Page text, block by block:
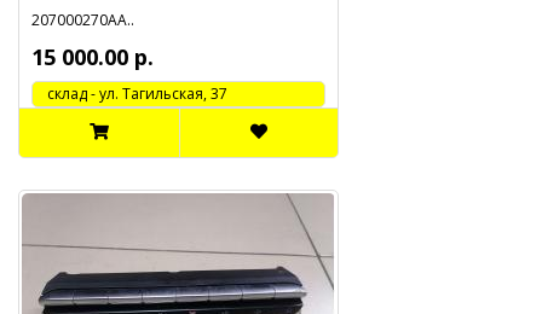
207000270АА..
15 000.00 р.
cклад - ул. Тагильская, 37